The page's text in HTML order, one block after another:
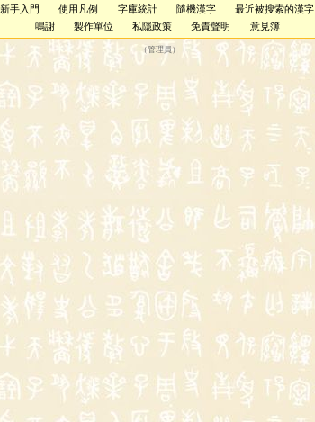
新手入門 使用凡例 字庫統計 隨機漢字
最近被搜索的漢字
鳴謝
製作單位 私隱政策 免責聲明 意見簿
（管理員）